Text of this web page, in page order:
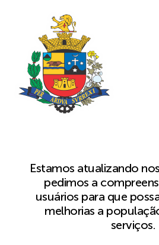
Estamos atualizando
pedimos a
usuários para que
melhorias a
serviços.